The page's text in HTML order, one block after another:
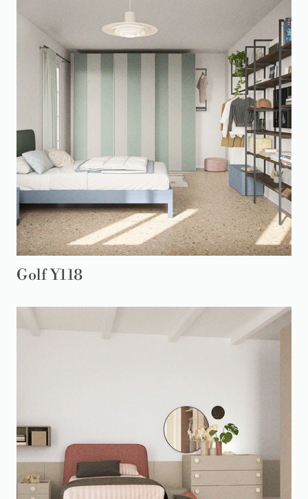
Golf Y118